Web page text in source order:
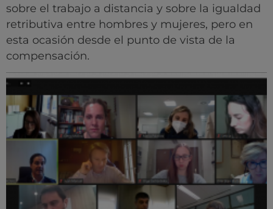
sobre el trabajo a distancia y sobre la igualdad
retributiva entre hombres y mujeres, pero en
esta ocasión desde el punto de vista de la
compensación.